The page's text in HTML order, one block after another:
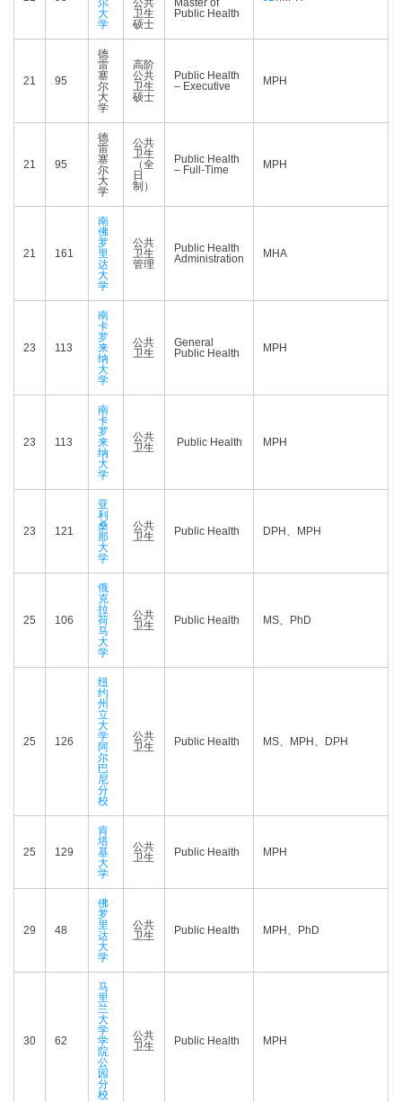
尔
大
学
公共
卫生
硕士
Master of
Public Health
21 95
德
雷
塞
尔
大
学
高阶
公共
卫生
硕士
Public Health
– Executive
MPH
21 95
德
雷
塞
尔
大
学
公共
卫生
（全
日
制）
Public Health
– Full-Time
MPH
21 161
南
佛
罗
里
达
大
学
公共
卫生
管理
Public Health
Administration
MHA
23 113
南
卡
罗
来
纳
大
学
公共
卫生
General
Public Health
MPH
23 113
南
卡
罗
来
纳
大
学
公共
卫生
Public Health MPH
23 121
亚
利
桑
那
大
学
公共
卫生
Public Health DPH、MPH
25 106
俄
克
拉
荷
马
大
学
公共
卫生
Public Health MS、PhD
25 126
纽
约
州
立
大
学
阿
尔
巴
尼
分
校
公共
卫生
Public Health MS、MPH、DPH
25 129
肯
塔
基
大
学
公共
卫生
Public Health MPH
29 48
佛
罗
里
达
大
学
公共
卫生
Public Health MPH、PhD
30 62
马
里
兰
大
学
学
院
公
园
分
校
公共
卫生
Public Health MPH